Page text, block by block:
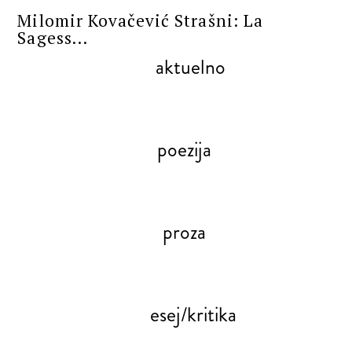
Milomir Kovačević Strašni: La
Sagess...
aktuelno
poezija
proza
esej/kritika